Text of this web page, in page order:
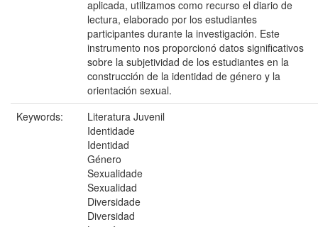
aplicada, utilizamos como recurso el diario de
lectura, elaborado por los estudiantes
participantes durante la investigación. Este
instrumento nos proporcionó datos significativos
sobre la subjetividad de los estudiantes en la
construcción de la identidad de género y la
orientación sexual.
Keywords:
Literatura Juvenil
Identidade
Identidad
Género
Sexualidade
Sexualidad
Diversidade
Diversidad